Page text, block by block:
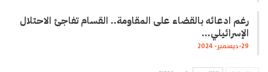
رغم ادعائه بالقضاء على المقاومة.. القسام تفاجئ الاحتلال
الإسرائيلي…
29-ديسمبر- 2024